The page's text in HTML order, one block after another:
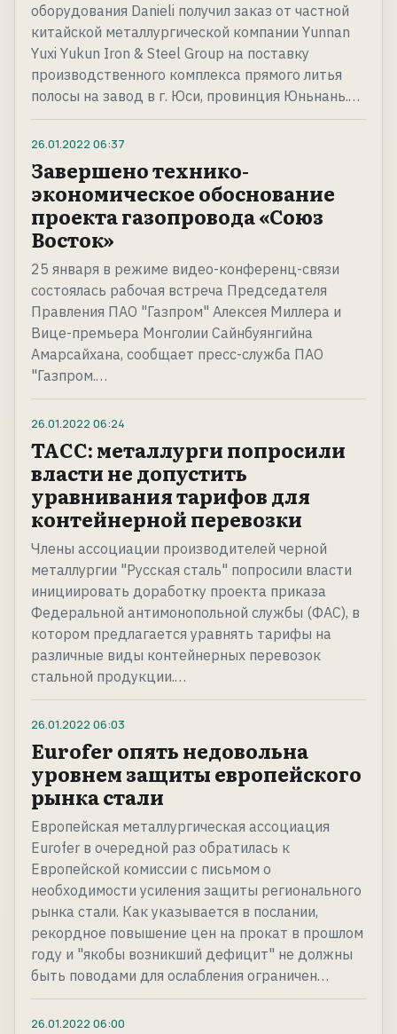
оборудования Danieli получил заказ от частной
китайской металлургической компании Yunnan
Yuxi Yukun Iron & Steel Group на поставку
производственного комплекса прямого литья
полосы на завод в г. Юси, провинция Юньнань.…
26.01.2022 06:37
Завершено технико-
экономическое обоснование
проекта газопровода «Союз
Восток»
25 января в режиме видео-конференц-связи
состоялась рабочая встреча Председателя
Правления ПАО "Газпром" Алексея Миллера и
Вице-премьера Монголии Сайнбуянгийна
Амарсайхана, сообщает пресс-служба ПАО
"Газпром.…
26.01.2022 06:24
ТАСС: металлурги попросили
власти не допустить
уравнивания тарифов для
контейнерной перевозки
Члены ассоциации производителей черной
металлургии "Русская сталь" попросили власти
инициировать доработку проекта приказа
Федеральной антимонопольной службы (ФАС), в
котором предлагается уравнять тарифы на
различные виды контейнерных перевозок
стальной продукции.…
26.01.2022 06:03
Eurofer опять недовольна
уровнем защиты европейского
рынка стали
Европейская металлургическая ассоциация
Eurofer в очередной раз обратилась к
Европейской комиссии с письмом о
необходимости усиления защиты регионального
рынка стали. Как указывается в послании,
рекордное повышение цен на прокат в прошлом
году и "якобы возникший дефицит" не должны
быть поводами для ослабления ограничен…
26.01.2022 06:00